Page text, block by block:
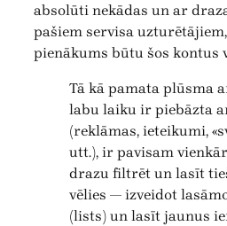
absolūti nekādas un ar
pašiem servisa
pienākums būtu šos kontus
Tā kā pamata plūsma
labu laiku ir piebāzta
(reklāmas, ieteikumi,
utt.), ir pavisam
drazu filtrēt un lasīt
vēlies — izveidot
(lists) un lasīt jaunus